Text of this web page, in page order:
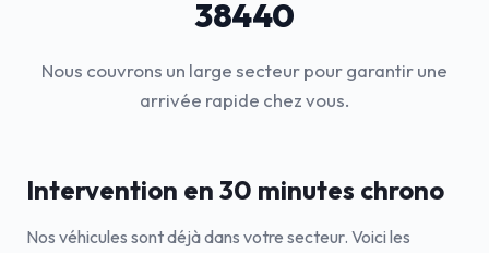
38440
Nous couvrons un large secteur pour garantir une
arrivée rapide chez vous.
Intervention en 30 minutes chrono
Nos véhicules sont déjà dans votre secteur. Voici les